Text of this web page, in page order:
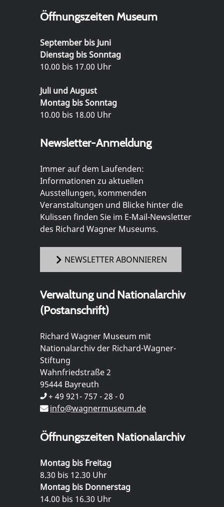
Öffnungszeiten Museum
September bis Juni
Dienstag bis Sonntag
10.00 bis 17.00 Uhr
Juli und August
Montag bis Sonntag
10.00 bis 18.00 Uhr
Newsletter-Anmeldung
Immer auf dem Laufenden:
Informationen zu aktuellen
Ausstellungen, kommenden
Veranstaltungen und Blicke hinter die
Kulissen finden Sie im E-Mail-Newsletter
des Richard Wagner Museums.
NEWSLETTER ABONNIEREN
Verwaltung und Nationalarchiv
(Postanschrift)
Richard Wagner Museum mit
Nationalarchiv der Richard-Wagner-
Stiftung
Wahnfriedstraße 2
95444 Bayreuth
+ 49 921- 757 - 28 - 0
info@wagnermuseum.de
Öffnungszeiten Nationalarchiv
Montag bis Freitag
8.30 bis 12.30 Uhr
Montag bis Donnerstag
14.00 bis 16.30 Uhr